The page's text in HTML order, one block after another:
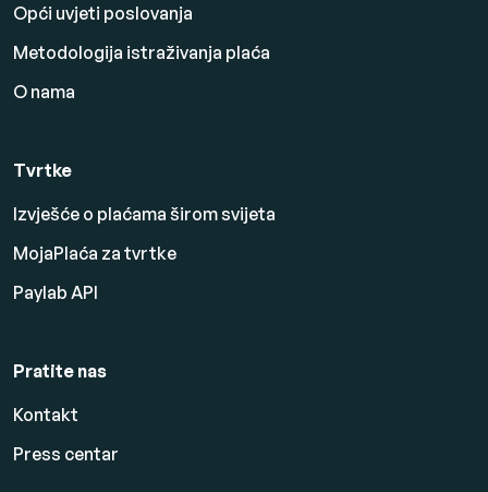
Opći uvjeti poslovanja
Metodologija istraživanja plaća
O nama
Tvrtke
Izvješće o plaćama širom svijeta
MojaPlaća za tvrtke
Paylab API
Pratite nas
Kontakt
Press centar